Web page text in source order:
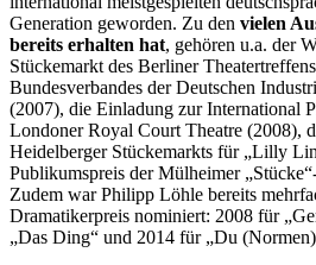
Generation geworden. Zu den vielen
bereits erhalten hat, gehören u.a. der
Stückemarkt des Berliner
Bundesverbandes der Deutschen
(2007), die Einladung zur International
Londoner Royal Court Theatre (2008),
Heidelberger Stückemarkts für „Lilly
Publikumspreis der Mülheimer
Zudem war Philipp Löhle bereits
Dramatikerpreis nominiert: 2008 für
„Das Ding“ und 2014 für „Du